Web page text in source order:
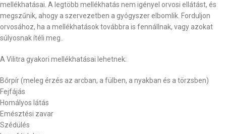
mellékhatásai. A legtöbb mellékhatás nem igényel orvosi ellátást, és
megszűnik, ahogy a szervezetben a gyógyszer elbomlik. Forduljon
orvosához, ha a mellékhatások továbbra is fennállnak, vagy azokat
súlyosnak ítéli meg..
A Vilitra gyakori mellékhatásai lehetnek:
Bőrpír (meleg érzés az arcban, a fülben, a nyakban és a törzsben)
Fejfájás
Homályos látás
Emésztési zavar
Szédülés